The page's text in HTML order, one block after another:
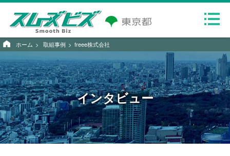
ホーム 取組事例 freee株式会社
インタビュー